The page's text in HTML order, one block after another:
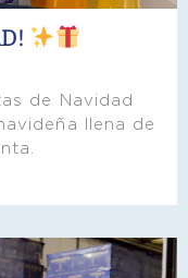
de Navidad
llena de